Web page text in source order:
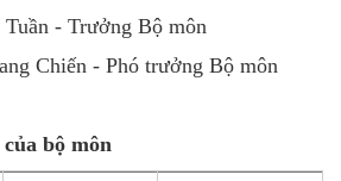
- Trưởng Bộ môn
Chiến - Phó trưởng Bộ môn
bộ môn